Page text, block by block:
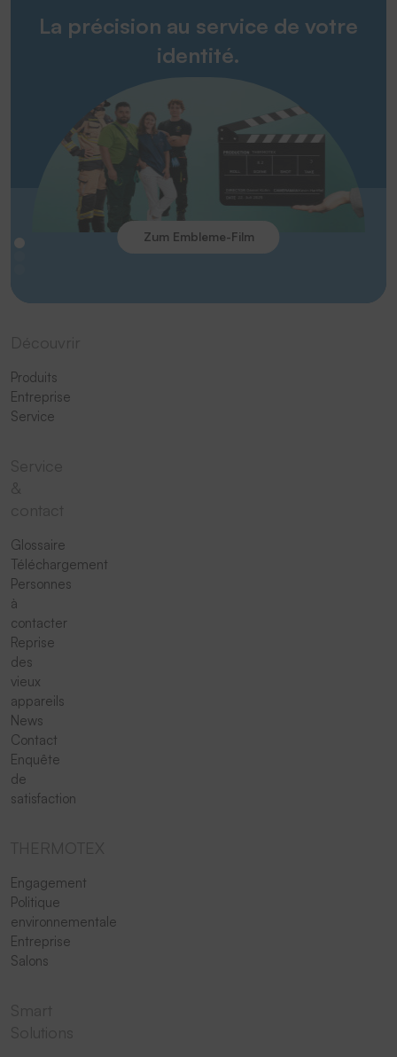
La précision au service de votre
identité.
Zum Embleme-Film
Produits
Entreprise
Service
Glossaire
Téléchargement
Personnes
à
contacter
Reprise
des
vieux
appareils
News
Contact
Enquête
de
satisfaction
Engagement
Politique
environnementale
Entreprise
Salons